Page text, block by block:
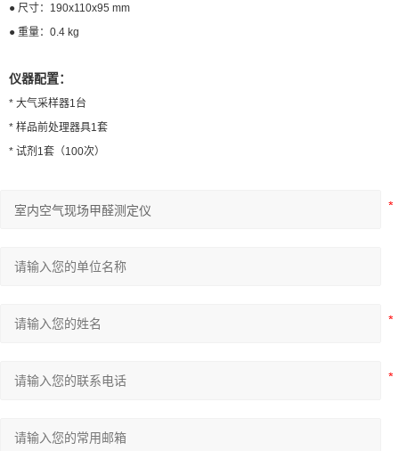
● 尺寸： 190x110x95 mm
● 重量： 0.4 kg
仪器配置：
* 大气采样器1台
* 样品前处理器具1套
* 试剂1套（100次）